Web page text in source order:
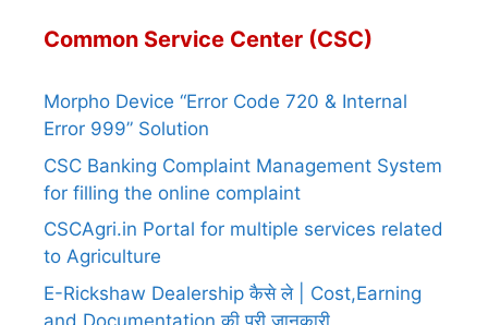
Common Service Center (CSC)
Morpho Device “Error Code 720 & Internal
Error 999” Solution
CSC Banking Complaint Management System
for filling the online complaint
CSCAgri.in Portal for multiple services related
to Agriculture
E-Rickshaw Dealership कैसे ले | Cost,Earning
and Documentation की पूरी जानकारी